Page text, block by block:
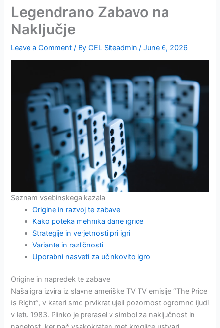
Legendrano Zabavo na
Naključje
Leave a Comment / ByCEL Siteadmin/June 6, 2026
Seznam vsebinskega kazala
Origine in razvoj te zabave
Kako poteka mehnika dane igrice
Strategije in verjetnosti pri igri
Variante in različnosti
Uporabni nasveti za učinkovito igro
Origine in napredek te zabave
Naša igra izvira iz slavne ameriške TV TV emisije “The Price
Is Right”, v kateri smo prvikrat ujeli pozornost ogromno ljudi
v letu 1983. Plinko je prerasel v simbol za naključnost in